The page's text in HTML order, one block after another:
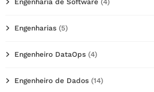
Engenharia de Software (4)
Engenharias (5)
Engenheiro DataOps (4)
Engenheiro de Dados (14)